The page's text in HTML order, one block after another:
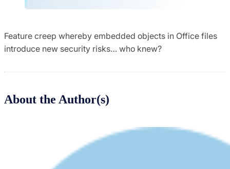
Feature creep whereby embedded objects in Office files
introduce new security risks… who knew?
About the Author(s)